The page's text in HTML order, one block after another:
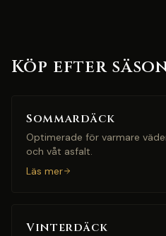
Köp efter
Sommardäck
Optimerade för varmare
och våt asfalt.
Läs mer
Vinterdäck